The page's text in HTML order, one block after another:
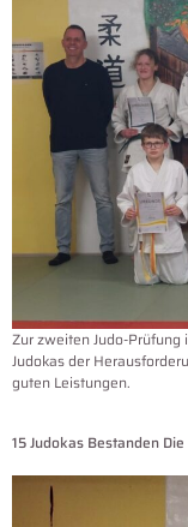
Zur zweiten Judo-
Judokas der
guten Leistungen.
15 Judokas Bestanden